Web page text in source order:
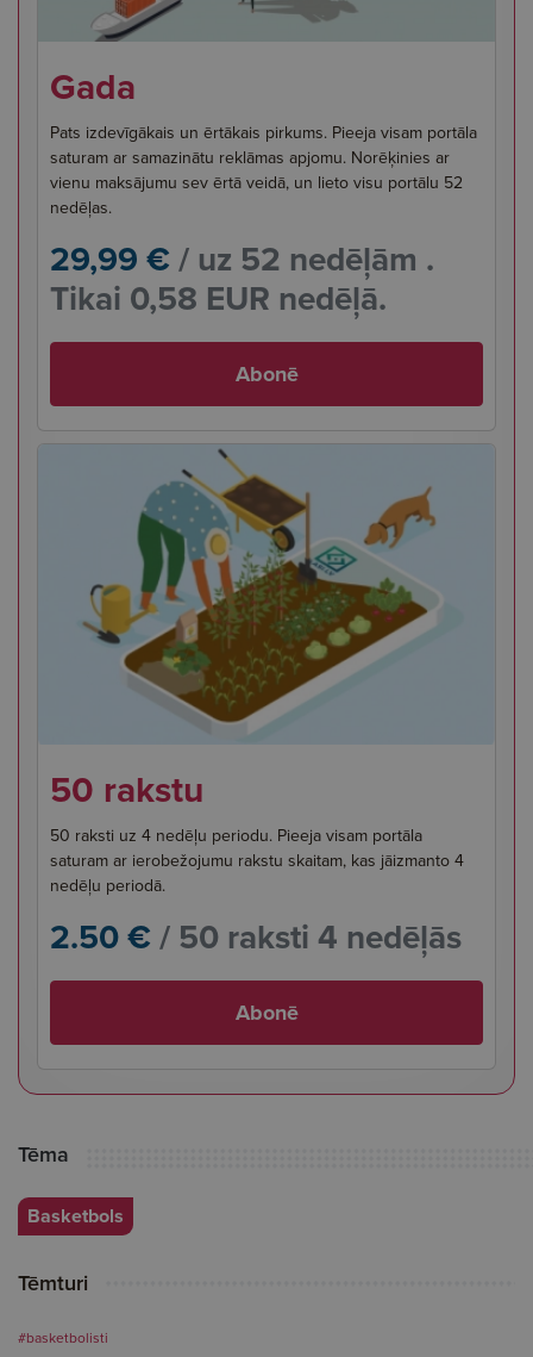
Gada
Pats izdevīgākais un ērtākais pirkums. Pieeja visam portāla
saturam ar samazinātu reklāmas apjomu. Norēķinies ar
vienu maksājumu sev ērtā veidā, un lieto visu portālu 52
nedēļas.
29,99 €/ uz 52 nedēļām .
Tikai 0,58 EUR nedēļā.
Abonē
50 rakstu
50 raksti uz 4 nedēļu periodu. Pieeja visam portāla
saturam ar ierobežojumu rakstu skaitam, kas jāizmanto 4
nedēļu periodā.
2.50 €/ 50 raksti 4 nedēļās
Abonē
Tēma
Basketbols
Tēmturi
#basketbolisti